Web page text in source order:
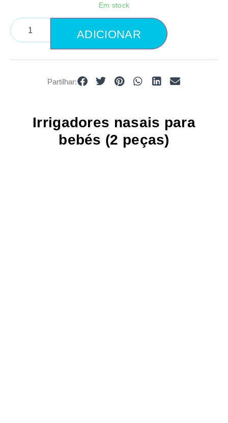
Irrigadores nasais para
bebés (2 peças)
Em stock
ADICIONAR
Partilhar: